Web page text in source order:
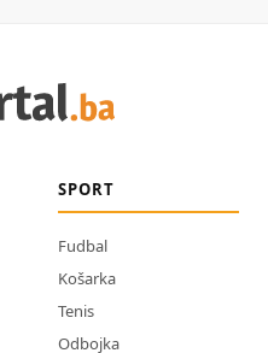
SPORT
Fudbal
Košarka
Tenis
Odbojka